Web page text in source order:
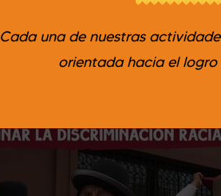
Cada una de nuestras
orientada hacia el